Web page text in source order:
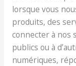
lorsque vous
produits, des
connecter à nos
publics ou à
numériques,